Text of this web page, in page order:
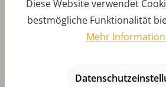
Durchschnittliche Bewertung von 5
Adventsleuchter mit
Diese Website verwendet
bestmögliche Funktionalität
Mehr